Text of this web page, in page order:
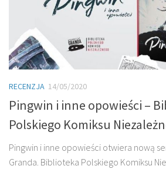
RECENZJA 14/05/2020
Pingwin i inne opowieści –
Polskiego Komiksu
Pingwin i inne opowieści otwiera nową
Granda. Biblioteka Polskiego Komiksu